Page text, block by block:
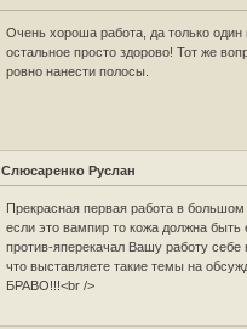
Очень хороша работа, да только
остальное просто здорово! Тот же
ровно нанести полосы.
Слюсаренко Руслан
Прекрасная первая работа в
если это вампир то кожа должна
против-яперекачал Вашу работу
что выставляете такие темы на
БРАВО!!!<br />